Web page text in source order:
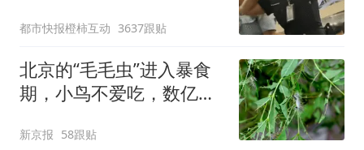
拒绝登机决定由航司作
出；亲历者：曾承诺免费
改签但没兑现
都市快报橙柿互动 3637跟贴
北京的“毛毛虫”进入暴食
期，小鸟不爱吃，数亿头
新京报 58跟贴